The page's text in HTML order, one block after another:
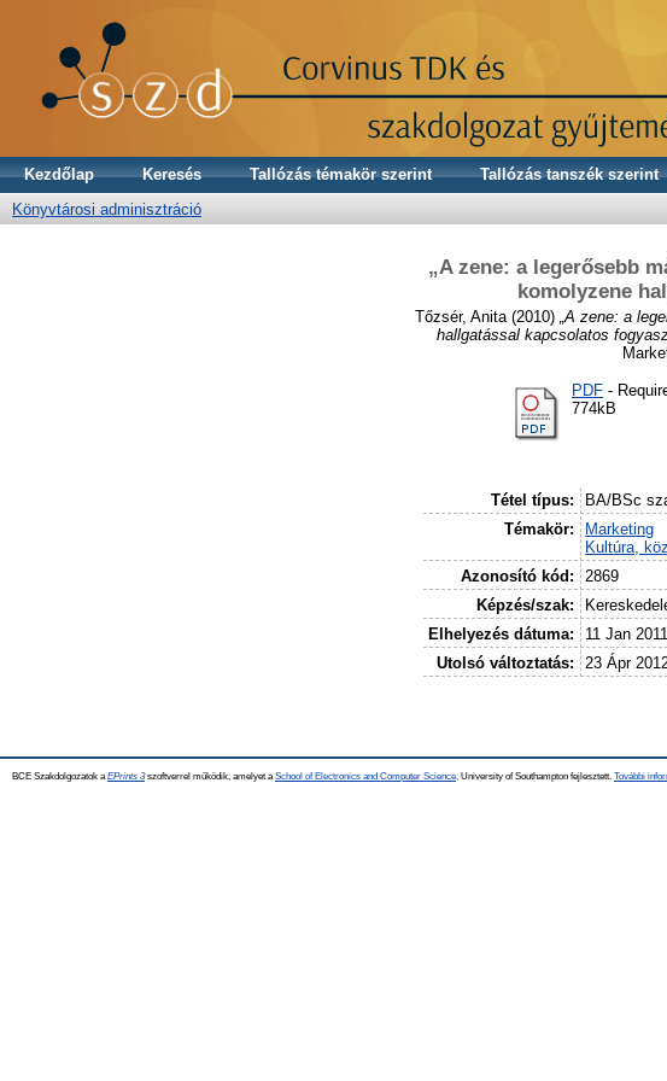
Kezdőlap Keresés Tallózás témakör szerint Tallózás tanszék szerint
Könyvtárosi adminisztráció
„A zene: a legerősebb
komolyzene
Tőzsér, Anita (2010) „A zene: a
hallgatással kapcsolatos
PDF -
774kB
Tétel típus:
BA/BSc
Témakör:
Marketing
Kultúra,
Azonosító kód:
2869
Képzés/szak:
Elhelyezés dátuma:
11 Jan
Utolsó változtatás:
23 Ápr
BCE Szakdolgozatok a EPrints 3szoftverrel működik, amelyet a School of Electronics and Computer Science, University of Southampton fejlesztett. További